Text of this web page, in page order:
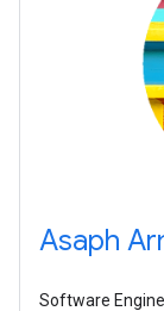
Asaph
Software